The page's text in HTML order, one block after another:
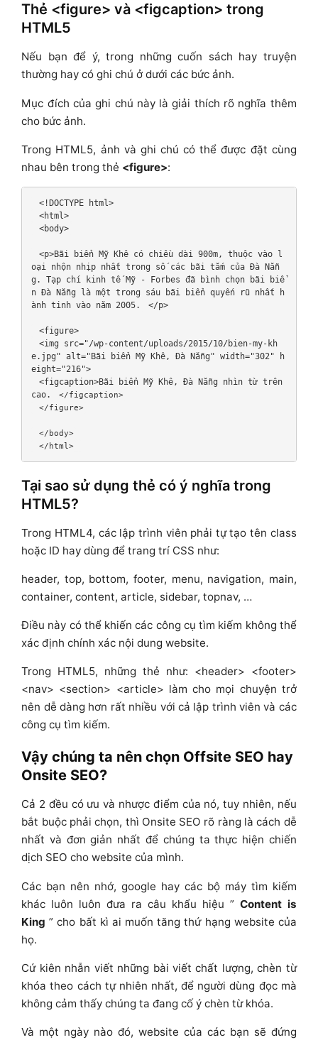
Thẻ <figure> và <figcaption> trong
HTML5
Nếu bạn để ý, trong những cuốn sách hay truyện
thường hay có ghi chú ở dưới các bức ảnh.
Mục đích của ghi chú này là giải thích rõ nghĩa thêm
cho bức ảnh.
Trong HTML5, ảnh và ghi chú có thể được đặt cùng
nhau bên trong thẻ <figure>:
<!DOCTYPE html>
<html>
<body>
oại nhộn nhịp nhất trong số các bãi tắm của Đà Nẵn
g. Tạp chí kinh tế Mỹ - Forbes đã bình chọn bãi biể
n Đà Nẵng là một trong sáu bãi biển quyến rũ nhất h
ành tinh vào năm 2005.
</p>
<figure>
e.jpg" alt="Bãi biển Mỹ Khê, Đà Nẵng" width="302" h
eight="216">
cao.
</figcaption>
</figure>
</body>
</html>
Tại sao sử dụng thẻ có ý nghĩa trong
HTML5?
Trong HTML4, các lập trình viên phải tự tạo tên class
hoặc ID hay dùng để trang trí CSS như:
header, top, bottom, footer, menu, navigation, main,
container, content, article, sidebar, topnav, …
Điều này có thể khiến các công cụ tìm kiếm không thể
xác định chính xác nội dung website.
Trong HTML5, những thẻ như: <header> <footer>
<nav> <section> <article> làm cho mọi chuyện trở
nên dễ dàng hơn rất nhiều với cả lập trình viên và các
công cụ tìm kiếm.
Vậy chúng ta nên chọn Offsite SEO hay
Onsite SEO?
Cả 2 đều có ưu và nhược điểm của nó, tuy nhiên, nếu
bắt buộc phải chọn, thì Onsite SEO rõ ràng là cách dễ
nhất và đơn giản nhất để chúng ta thực hiện chiến
dịch SEO cho website của mình.
Các bạn nên nhớ, google hay các bộ máy tìm kiếm
khác luôn luôn đưa ra câu khẩu hiệu ” Content is
King ” cho bất kì ai muốn tăng thứ hạng website của
họ.
Cứ kiên nhẫn viết những bài viết chất lượng, chèn từ
khóa theo cách tự nhiên nhất, để người dùng đọc mà
không cảm thấy chúng ta đang cố ý chèn từ khóa.
Và một ngày nào đó, website của các bạn sẽ đứng